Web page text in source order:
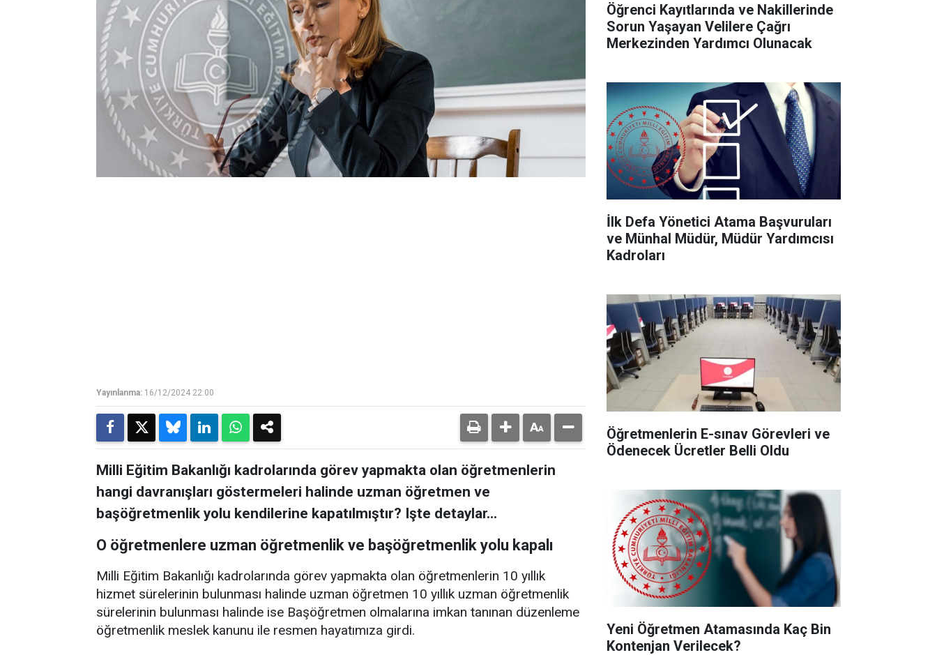
Yayınlanma: 16/12/2024 22:00
Milli Eğitim Bakanlığı kadrolarında görev yapmakta olan öğretmenlerin
hangi davranışları göstermeleri halinde uzman öğretmen ve
başöğretmenlik yolu kendilerine kapatılmıştır? Işte detaylar...
O öğretmenlere uzman öğretmenlik ve başöğretmenlik yolu kapalı
Milli Eğitim Bakanlığı kadrolarında görev yapmakta olan öğretmenlerin 10 yıllık
hizmet sürelerinin bulunması halinde uzman öğretmen 10 yıllık uzman öğretmenlik
sürelerinin bulunması halinde ise Başöğretmen olmalarına imkan tanınan düzenleme
öğretmenlik meslek kanunu ile resmen hayatımıza girdi.
Öğrenci Kayıtlarında ve Nakillerinde
Sorun Yaşayan Velilere Çağrı
Merkezinden Yardımcı Olunacak
İlk Defa Yönetici Atama Başvuruları
ve Münhal Müdür, Müdür Yardımcısı
Kadroları
Öğretmenlerin E-sınav Görevleri ve
Ödenecek Ücretler Belli Oldu
Yeni Öğretmen Atamasında Kaç Bin
Kontenjan Verilecek?